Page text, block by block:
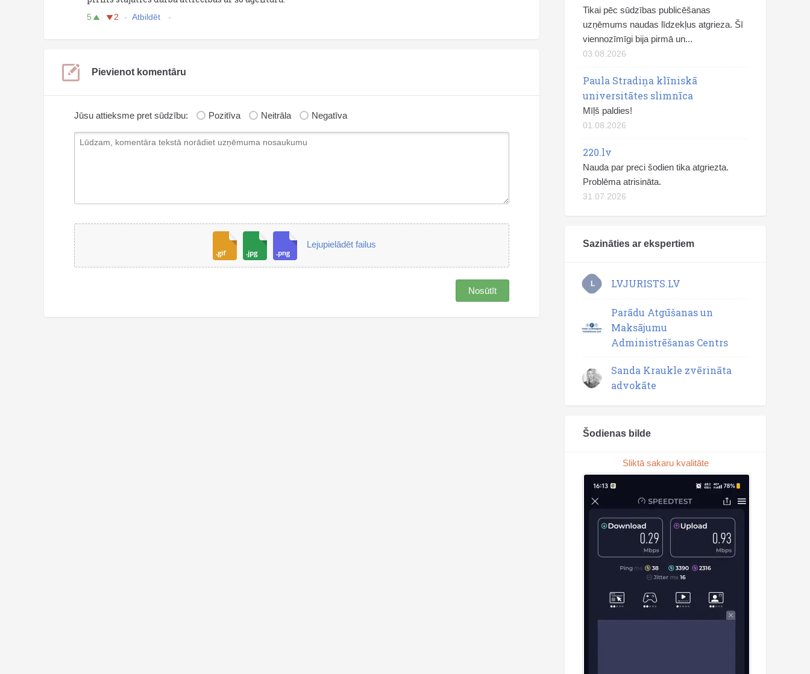
5 2 Atbildēt
Pievienot komentāru
Jūsu attieksme pret sūdzību: Pozitīva Neitrāla Negatīva
Lejupielādēt failus
Nosūtīt
Tikai pēc sūdzības publicēšanas
uzņēmums naudas līdzekļus atgrieza. Šī
viennozīmīgi bija pirmā un...
03.08.2026
Paula Stradiņa klīniskā
universitātes slimnīca
Mīļš paldies!
01.08.2026
220.lv
Nauda par preci šodien tika atgriezta.
Problēma atrisināta.
31.07.2026
Sazināties ar ekspertiem
L LVJURISTS.LV
Parādu Atgūšanas un
Maksājumu
Administrēšanas Centrs
Sanda Kraukle zvērināta
advokāte
Šodienas bilde
Sliktā sakaru kvalitāte